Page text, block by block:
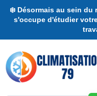
❄️ Désormais au sein du
s'occupe d'étudier